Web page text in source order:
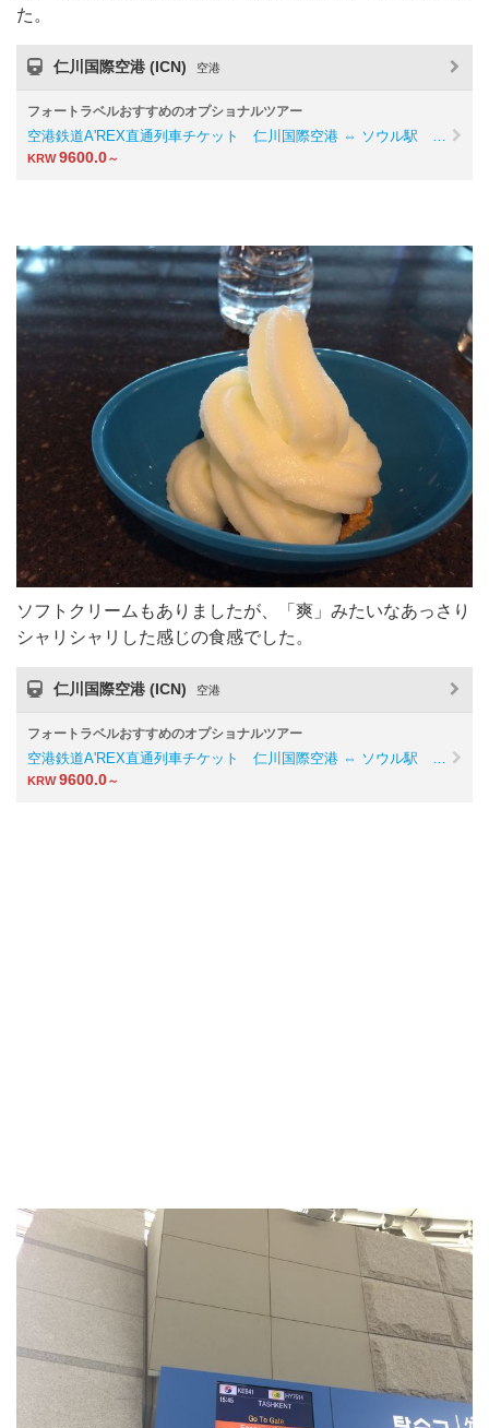
た。
仁川国際空港 (ICN) 空港
フォートラベルおすすめのオプショナルツアー
空港鉄道A'REX直通列車チケット 仁川国際空港 ⇔ ソウル駅 …
KRW9600.0～
ソフトクリームもありましたが、「爽」みたいなあっさり
シャリシャリした感じの食感でした。
仁川国際空港 (ICN) 空港
フォートラベルおすすめのオプショナルツアー
空港鉄道A'REX直通列車チケット 仁川国際空港 ⇔ ソウル駅 …
KRW9600.0～